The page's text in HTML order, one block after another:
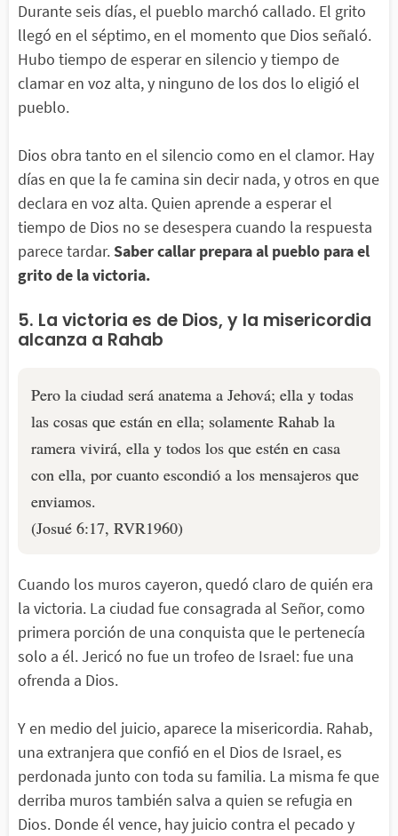
Durante seis días, el pueblo marchó callado. El grito
llegó en el séptimo, en el momento que Dios señaló.
Hubo tiempo de esperar en silencio y tiempo de
clamar en voz alta, y ninguno de los dos lo eligió el
pueblo.
Dios obra tanto en el silencio como en el clamor. Hay
días en que la fe camina sin decir nada, y otros en que
declara en voz alta. Quien aprende a esperar el
tiempo de Dios no se desespera cuando la respuesta
parece tardar.Saber callar prepara al pueblo para el
grito de la victoria.
5. La victoria es de Dios, y la misericordia
alcanza a Rahab
Pero la ciudad será anatema a Jehová; ella y todas
las cosas que están en ella; solamente Rahab la
ramera vivirá, ella y todos los que estén en casa
con ella, por cuanto escondió a los mensajeros que
enviamos.
(Josué 6:17, RVR1960)
Cuando los muros cayeron, quedó claro de quién era
la victoria. La ciudad fue consagrada al Señor, como
primera porción de una conquista que le pertenecía
solo a él. Jericó no fue un trofeo de Israel: fue una
ofrenda a Dios.
Y en medio del juicio, aparece la misericordia. Rahab,
una extranjera que confió en el Dios de Israel, es
perdonada junto con toda su familia. La misma fe que
derriba muros también salva a quien se refugia en
Dios. Donde él vence, hay juicio contra el pecado y